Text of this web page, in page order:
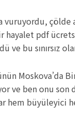
vuruyordu,
pdf
bu sınırsız
Moskova’da
ve ben onu
hem